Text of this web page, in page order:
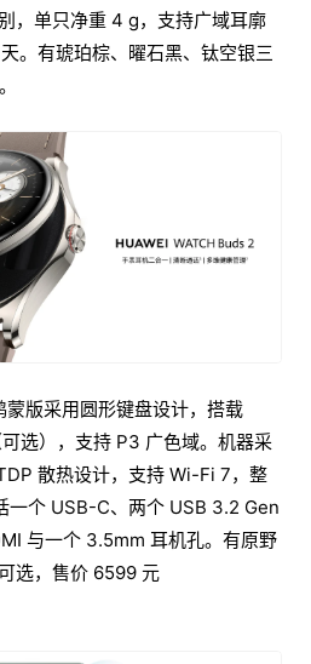
，单只净重 4 g，支持广域耳廓
。有琥珀棕、曜石黑、钛空银三
版采用圆形键盘设计，搭载
选），支持 P3 广色域。机器采
散热设计，支持 Wi-Fi 7，整
一个 USB-C、两个 USB 3.2 Gen
与一个 3.5mm 耳机孔。有原野
选，售价 6599 元